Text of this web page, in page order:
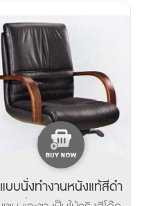
แบบนั่งทำงานหนังแท้สีดำ